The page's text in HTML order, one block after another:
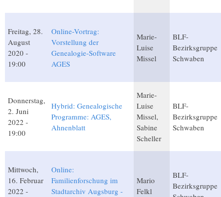
Freitag, 28.
August
2020 -
19:00
Online-Vortrag:
Vorstellung der
Genealogie-Software
AGES
Marie-
Luise
Missel
BLF-
Bezirksgruppe
Schwaben
Donnerstag,
2. Juni
2022 -
19:00
Hybrid: Genealogische
Programme: AGES,
Ahnenblatt
Marie-
Luise
Missel,
Sabine
Scheller
BLF-
Bezirksgruppe
Schwaben
Mittwoch,
16. Februar
2022 -
Online:
Familienforschung im
Stadtarchiv Augsburg -
Mario
Felkl
BLF-
Bezirksgruppe